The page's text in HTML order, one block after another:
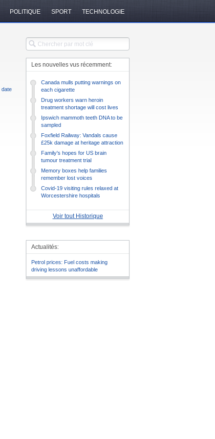
POLITIQUE SPORT TECHNOLOGIE
date
Les nouvelles vus récemment:
Canada mulls putting warnings on
each cigarette
Drug workers warn heroin
treatment shortage will cost lives
Ipswich mammoth teeth DNA to be
sampled
Foxfield Railway: Vandals cause
£25k damage at heritage attraction
Family's hopes for US brain
tumour treatment trial
Memory boxes help families
remember lost voices
Covid-19 visiting rules relaxed at
Worcestershire hospitals
Voir tout Historique
Actualités:
Petrol prices: Fuel costs making
driving lessons unaffordable